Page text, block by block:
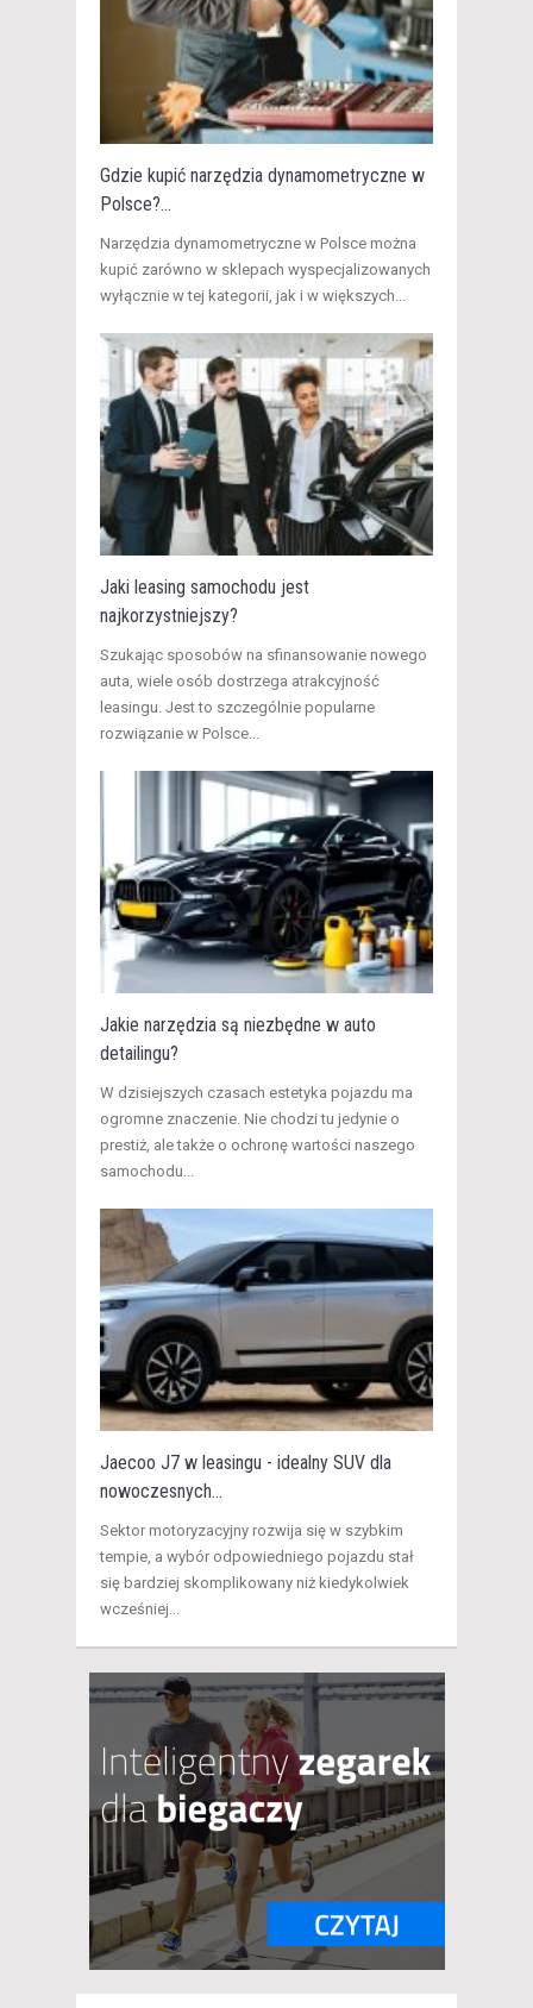
Gdzie kupić narzędzia dynamometryczne w
Polsce?...
​Narzędzia dynamometryczne w Polsce można
kupić zarówno w sklepach wyspecjalizowanych
wyłącznie w tej kategorii, jak i w większych...
Jaki leasing samochodu jest
najkorzystniejszy?
Szukając sposobów na sfinansowanie nowego
auta, wiele osób dostrzega atrakcyjność
leasingu. Jest to szczególnie popularne
rozwiązanie w Polsce...
Jakie narzędzia są niezbędne w auto
detailingu?
W dzisiejszych czasach estetyka pojazdu ma
ogromne znaczenie. Nie chodzi tu jedynie o
prestiż, ale także o ochronę wartości naszego
samochodu...
Jaecoo J7 w leasingu - idealny SUV dla
nowoczesnych...
Sektor motoryzacyjny rozwija się w szybkim
tempie, a wybór odpowiedniego pojazdu stał
się bardziej skomplikowany niż kiedykolwiek
wcześniej...